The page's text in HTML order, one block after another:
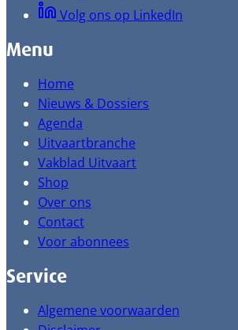
Volg ons op LinkedIn
Menu
Home
Nieuws & Dossiers
Agenda
Uitvaartbranche
Vakblad Uitvaart
Shop
Over ons
Contact
Voor abonnees
Service
Algemene voorwaarden